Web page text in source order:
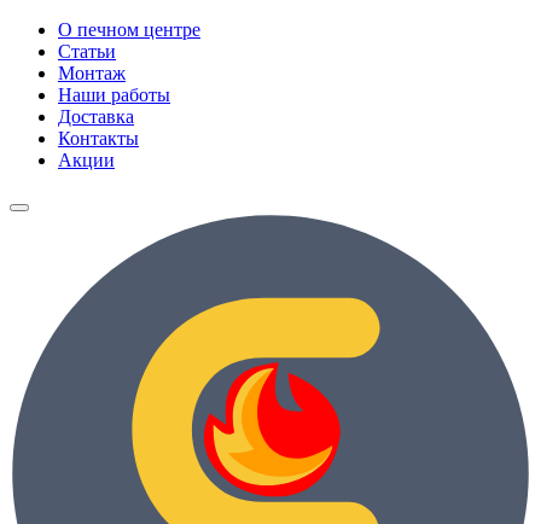
О печном центре
Статьи
Монтаж
Наши работы
Доставка
Контакты
Акции